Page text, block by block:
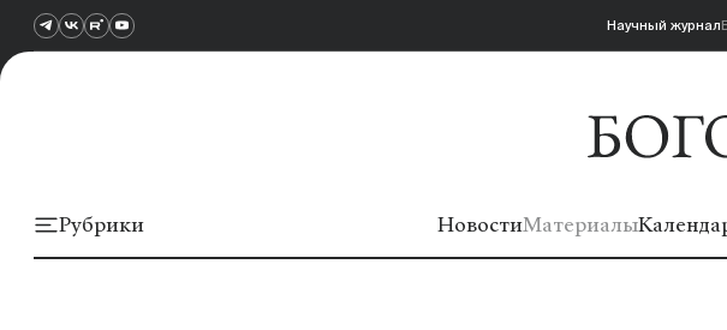
Научный журнал
Рубрики НовостиМатериалы